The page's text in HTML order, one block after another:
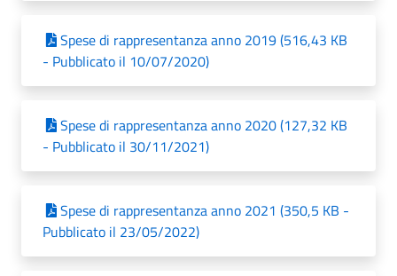
Spese di rappresentanza anno 2019 (516,43 KB
- Pubblicato il 10/07/2020)
Spese di rappresentanza anno 2020 (127,32 KB
- Pubblicato il 30/11/2021)
Spese di rappresentanza anno 2021 (350,5 KB -
Pubblicato il 23/05/2022)